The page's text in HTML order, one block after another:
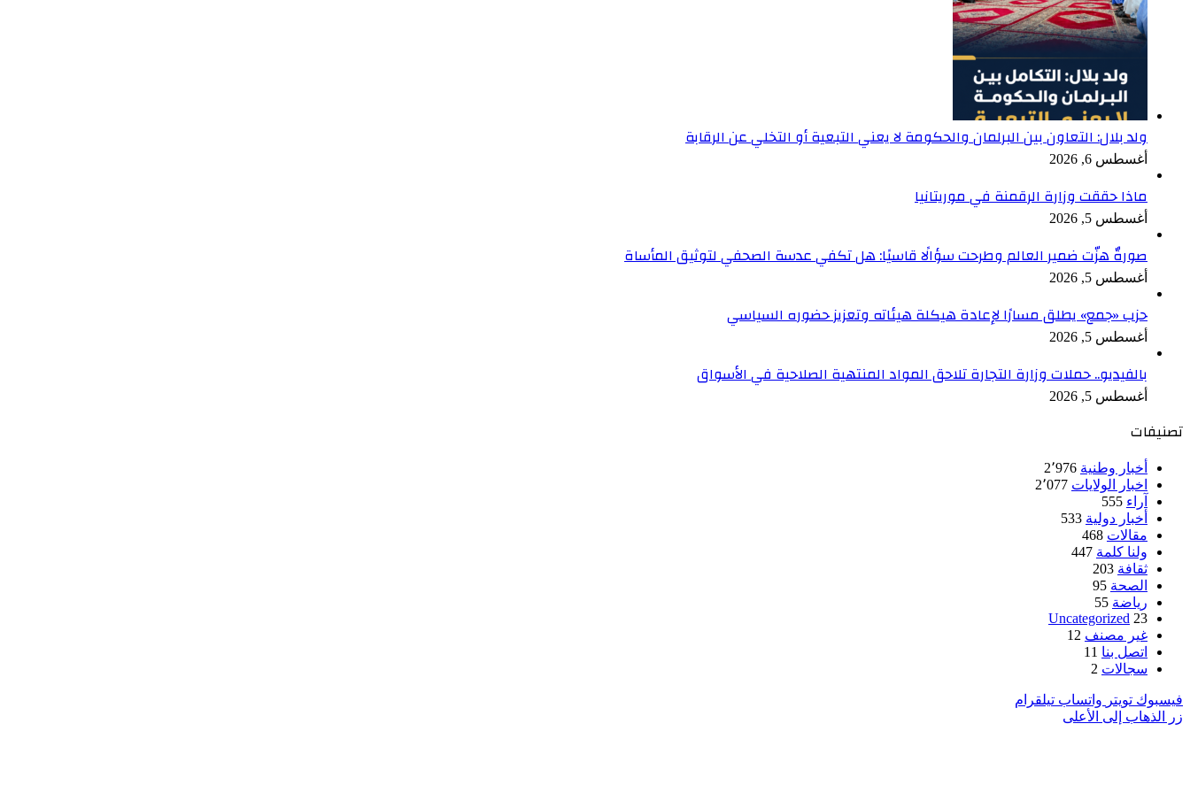
ولد بلال: التعاون بين البرلمان والحكومة لا يعني التبعية أو التخلي عن الرقابة
أغسطس 6, 2026
ماذا حققت وزارة الرقمنة في موريتانيا
أغسطس 5, 2026
صورةٌ هزّت ضمير العالم وطرحت سؤالًا قاسيًا: هل تكفي عدسة الصحفي لتوثيق المأساة
أغسطس 5, 2026
حزب «جمع» يطلق مسارًا لإعادة هيكلة هيئاته وتعزيز حضوره السياسي
أغسطس 5, 2026
بالفيديو.. حملات وزارة التجارة تلاحق المواد المنتهية الصلاحية في الأسواق
أغسطس 5, 2026
تصنيفات
أخبار وطنية 2٬976
اخبار الولايات 2٬077
آراء 555
أخبار دولية 533
مقالات 468
ولنا كلمة 447
ثقافة 203
الصحة 95
رياضة 55
Uncategorized 23
غير مصنف 12
اتصل بنا 11
سجالات 2
فيسبوك تويتر واتساب تيلقرام
زر الذهاب إلى الأعلى